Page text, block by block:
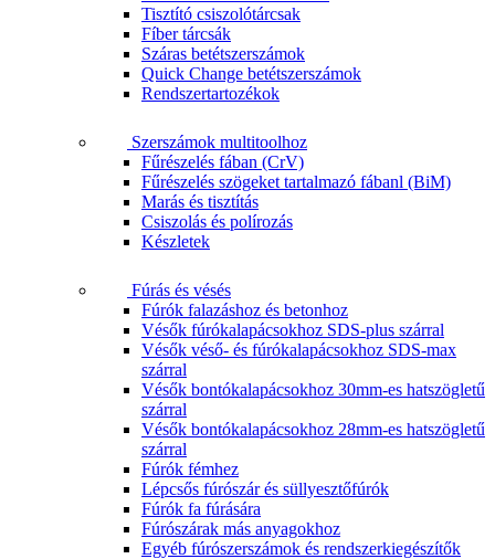
Tisztító csiszolótárcsak
Fíber tárcsák
Száras betétszerszámok
Quick Change betétszerszámok
Rendszertartozékok
Szerszámok multitoolhoz
Fűrészelés fában (CrV)
Fűrészelés szögeket tartalmazó fábanl (BiM)
Marás és tisztítás
Csiszolás és polírozás
Készletek
Fúrás és vésés
Fúrók falazáshoz és betonhoz
Vésők fúrókalapácsokhoz SDS-plus szárral
Vésők véső- és fúrókalapácsokhoz SDS-max
szárral
Vésők bontókalapácsokhoz 30mm-es hatszögletű
szárral
Vésők bontókalapácsokhoz 28mm-es hatszögletű
szárral
Fúrók fémhez
Lépcsős fúrószár és süllyesztőfúrók
Fúrók fa fúrására
Fúrószárak más anyagokhoz
Egyéb fúrószerszámok és rendszerkiegészítők